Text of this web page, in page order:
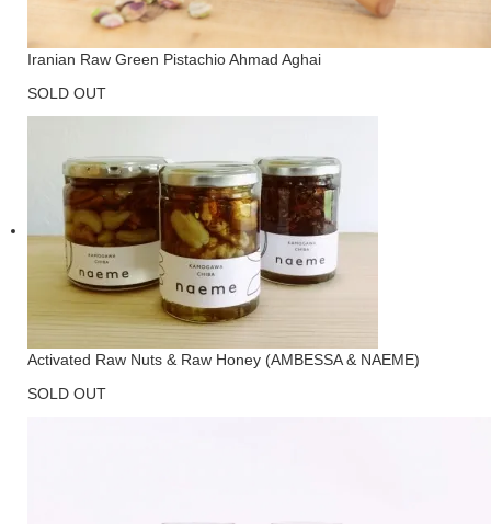
Iranian Raw Green Pistachio Ahmad Aghai
SOLD OUT
Activated Raw Nuts & Raw Honey (AMBESSA & NAEME)
SOLD OUT